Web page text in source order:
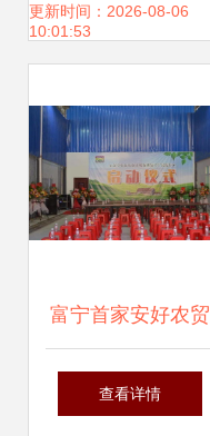
委书记傅光明情系
更新时间：2026-08-06
10:01:53
富宁首家安好农贸
市场禽类加工厂试
查看详情